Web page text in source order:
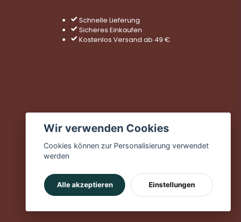
Schnelle Lieferung
Sicheres Einkaufen
Kostenlos Versand ab 49 €
Wir verwenden Cookies
Cookies können zur Personalisierung verwendet
werden
Alle akzeptieren Einstellungen